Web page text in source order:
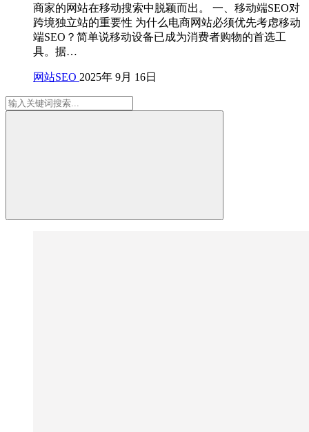
商家的网站在移动搜索中脱颖而出。 一、移动端SEO对
跨境独立站的重要性 为什么电商网站必须优先考虑移动
端SEO？简单说移动设备已成为消费者购物的首选工
具。据…
网站SEO 2025年 9月 16日